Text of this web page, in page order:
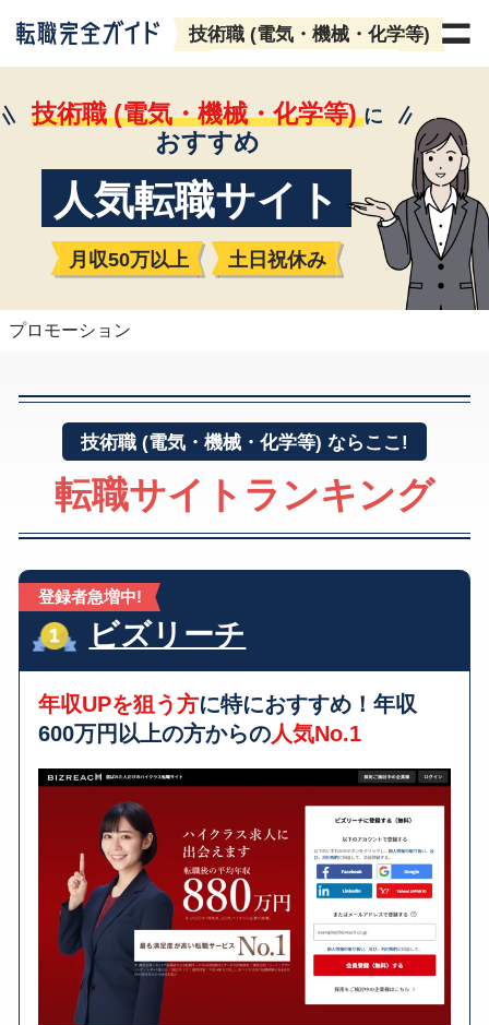
技術職 (電気・機械・化学等)
技術職(電気・機械・化学等)に
おすすめ
人気転職サイト
月収50万以上 土日祝休み
プロモーション
技術職 (電気・機械・化学等) ならここ!
転職サイトランキング
登録者急増中!
ビズリーチ
年収UPを狙う方に特におすすめ！年収
600万円以上の方からの人気No.1